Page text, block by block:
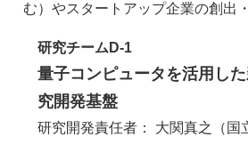
む）やスタートアップ企業の創出
研究チームD-1
量子コンピュータを活用し
究開発基盤
研究開発責任者： 大関真之（国